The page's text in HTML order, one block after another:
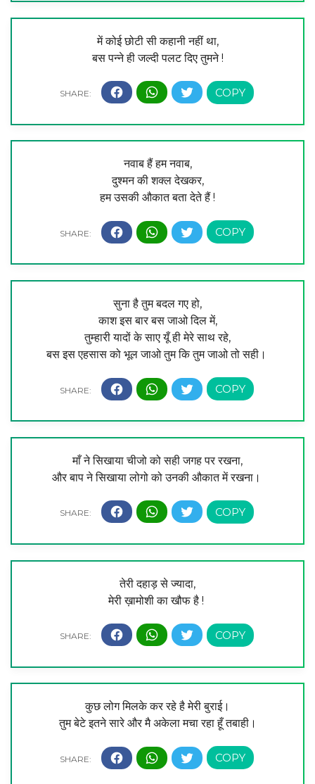
में कोई छोटी सी कहानी नहीं था,
बस पन्ने ही जल्दी पलट दिए तुमने !
नवाब हैं हम नवाब,
दुश्मन की शक्ल देखकर,
हम उसकी औकात बता देते हैं !
सुना है तुम बदल गए हो,
काश इस बार बस जाओ दिल में,
तुम्हारी यादों के साए यूँ ही मेरे साथ रहे,
बस इस एहसास को भूल जाओ तुम कि तुम जाओ तो सही।
माँ ने सिखाया चीजो को सही जगह पर रखना,
और बाप ने सिखाया लोगो को उनकी औकात में रखना।
तेरी दहाड़ से ज्यादा,
मेरी ख़ामोशी का खौफ है !
कुछ लोग मिलके कर रहे है मेरी बुराई।
तुम बेटे इतने सारे और मै अकेला मचा रहा हूँ तबाही।